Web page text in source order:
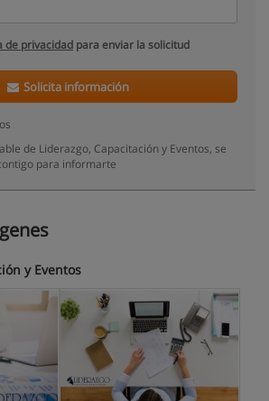
de privacidad para enviar la solicitud
Solicita información
de Liderazgo, Capacitación y Eventos, se
para informarte
y Eventos